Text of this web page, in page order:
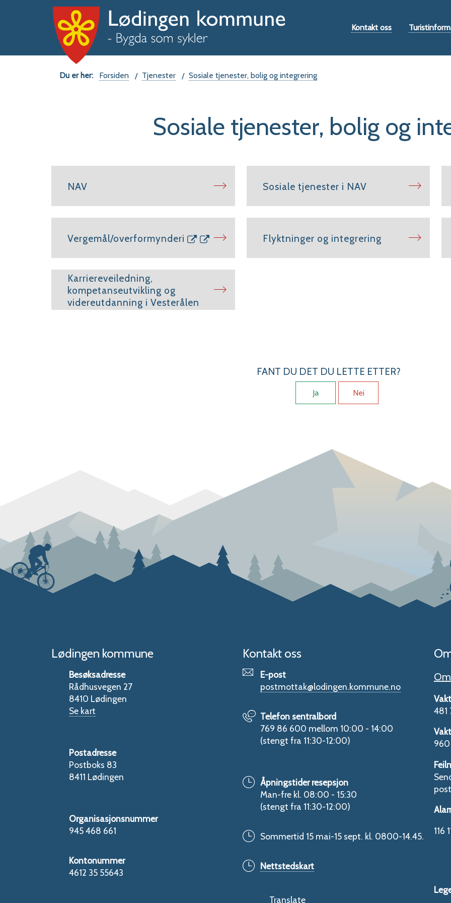
Kontakt oss
Du Forsiden Tjenester Sosiale tjenester, bolig og integrering
Sosiale tjenester, bolig og
NAV Sosiale tjenester i NAV
Vergemål/overformynderi Flyktninger og integrering
Karriereveiledning,
kompetanseutvikling og
videreutdanning i Vesterålen
FANT DU DET DU LETTE ETTER?
Ja Nei
Lødingen kommune
Besøksadresse
Rådhusvegen 27
8410 Lødingen
Se kart
Postadresse
Postboks 83
8411 Lødingen
Organisasjonsnummer
945 468 661
Kontonummer
4612 35 55643
Kontakt oss
E-post
postmottak@lodingen.kommune.no
Telefon sentralbord
769 86 600 mellom 10:00 - 14:00
(stengt fra 11:30-12:00)
Åpningstider resepsjon
Man-fre kl. 08:00 - 15:30
(stengt fra 11:30-12:00)
Sommertid 15 mai-15 sept. kl. 0800-14.45.
Nettstedskart
Translate
481
960
116